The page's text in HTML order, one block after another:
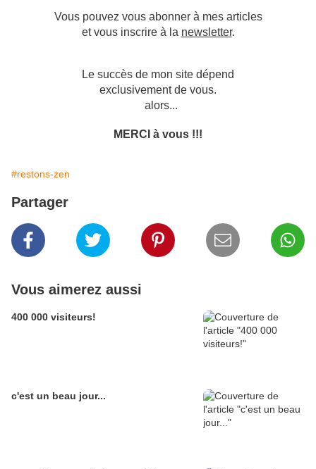
Vous pouvez vous abonner à mes articles
et vous inscrire à la newsletter.
Le succès de mon site dépend
exclusivement de vous.
alors...
MERCI à vous !!!
#restons-zen
Partager
Vous aimerez aussi
400 000 visiteurs!
c'est un beau jour...